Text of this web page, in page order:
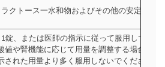
ラクトース一水和物およびその他の安定剤
1錠、または医師の指示に従って服用してくだ
値や腎機能に応じて用量を調整する場合があ
された用量より多く服用しないでください。